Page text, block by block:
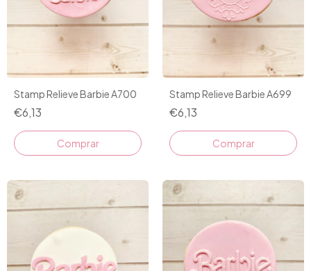
Stamp Relieve Barbie A700
€6,13
Stamp Relieve Barbie A699
€6,13